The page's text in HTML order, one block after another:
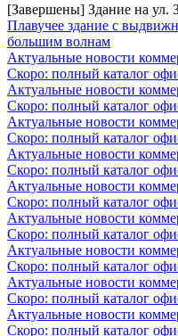
[Завершены] Здание на ул.
Плавучее здание с
большим волнам
Актуальные новости
Скоро: полный каталог
Актуальные новости
Скоро: полный каталог
Актуальные новости
Скоро: полный каталог
Актуальные новости
Скоро: полный каталог
Актуальные новости
Скоро: полный каталог
Актуальные новости
Скоро: полный каталог
Актуальные новости
Скоро: полный каталог
Актуальные новости
Скоро: полный каталог
Актуальные новости
Скоро: полный каталог